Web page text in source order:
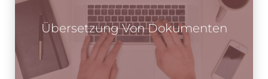
Übersetzung Von Dokumenten